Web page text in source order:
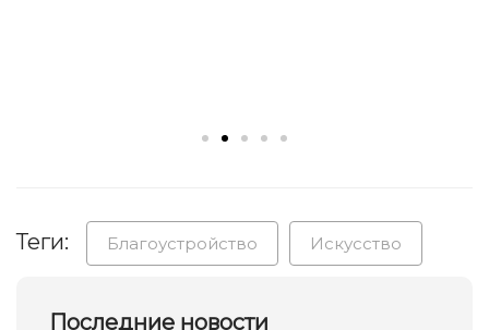
Теги: Благоустройство Искусство
Последние новости